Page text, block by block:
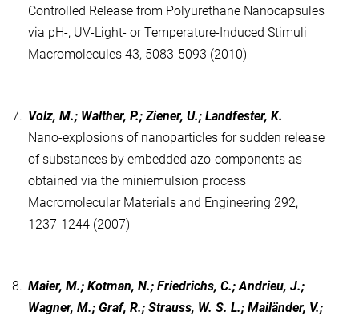
Controlled Release from Polyurethane Nanocapsules
via pH-, UV-Light- or Temperature-Induced Stimuli
Macromolecules 43, 5083-5093 (2010)
7. Volz, M.; Walther, P.; Ziener, U.; Landfester, K.
Nano-explosions of nanoparticles for sudden release
of substances by embedded azo-components as
obtained via the miniemulsion process
Macromolecular Materials and Engineering 292,
1237-1244 (2007)
8. Maier, M.; Kotman, N.; Friedrichs, C.; Andrieu, J.;
Wagner, M.; Graf, R.; Strauss, W. S. L.; Mailänder, V.;